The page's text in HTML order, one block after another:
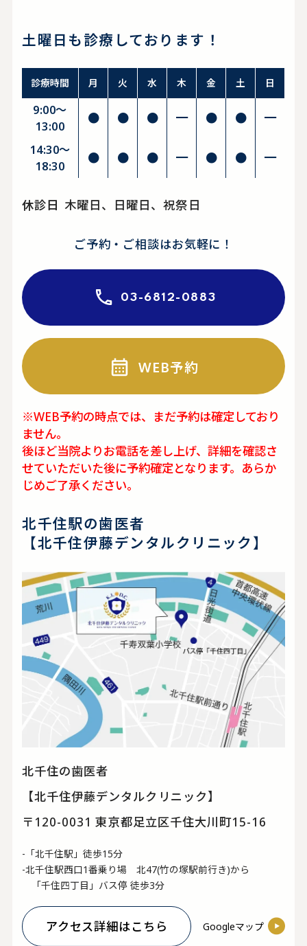
土曜日も診療しております！
診療時間 月 火 水 木 金 土 日
9:00～
13:00
● ● ● ━ ● ● ━
14:30〜
18:30
● ● ● ━ ● ● ━
休診日 木曜日、日曜日、祝祭日
ご予約・ご相談はお気軽に！
03-6812-0883
WEB予約
※WEB予約の時点では、まだ予約は確定しており
ません。
後ほど当院よりお電話を差し上げ、詳細を確認さ
せていただいた後に予約確定となります。あらか
じめご了承ください。
北千住駅の歯医者
【北千住伊藤デンタルクリニック】
北千住の歯医者
【北千住伊藤デンタルクリニック】
〒120-0031 東京都足立区千住大川町15-16
-「北千住駅」徒歩15分
-北千住駅西口1番乗り場 北47(竹の塚駅前行き)から
「千住四丁目」バス停 徒歩3分
アクセス詳細はこちら Googleマップ